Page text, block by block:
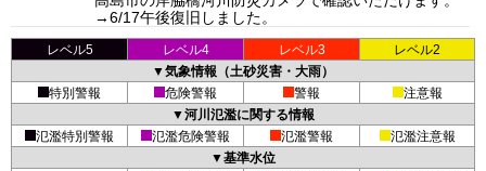
→6/17午後復旧しました。
レベル5 レベル4 レベル3
レベル2
▼気象情報（土砂災害・大雨）
特別警報
危険警報 警報
注意報
▼河川氾濫に関する情報
氾濫特別警報
氾濫危険警報 氾濫警報
氾濫注意報
▼基準水位